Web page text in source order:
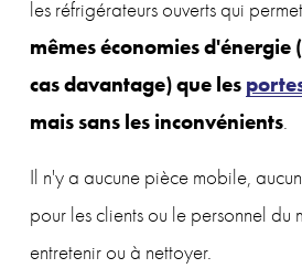
les réfrigérateurs ouverts qui
mêmes économies d'énergie
cas davantage) que les
mais sans les inconvénients.
Il n'y a aucune pièce mobile,
pour les clients ou le personnel du
entretenir ou à nettoyer.